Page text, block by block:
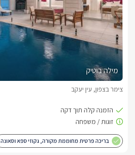
מילה בוטיק
צימר בצפון, עין יעקב
בריכה פרטית מחוממת מקורה, גקוזי ספא וסאונה